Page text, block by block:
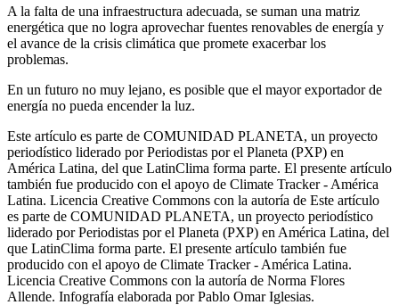
A la falta de una infraestructura adecuada, se suman una matriz
energética que no logra aprovechar fuentes renovables de energía y
el avance de la crisis climática que promete exacerbar los
problemas.
En un futuro no muy lejano, es posible que el mayor exportador de
energía no pueda encender la luz.
Este artículo es parte de COMUNIDAD PLANETA, un proyecto
periodístico liderado por Periodistas por el Planeta (PXP) en
América Latina, del que LatinClima forma parte. El presente artículo
también fue producido con el apoyo de Climate Tracker - América
Latina. Licencia Creative Commons con la autoría de Este artículo
es parte de COMUNIDAD PLANETA, un proyecto periodístico
liderado por Periodistas por el Planeta (PXP) en América Latina, del
que LatinClima forma parte. El presente artículo también fue
producido con el apoyo de Climate Tracker - América Latina.
Licencia Creative Commons con la autoría de Norma Flores
Allende. Infografía elaborada por Pablo Omar Iglesias.